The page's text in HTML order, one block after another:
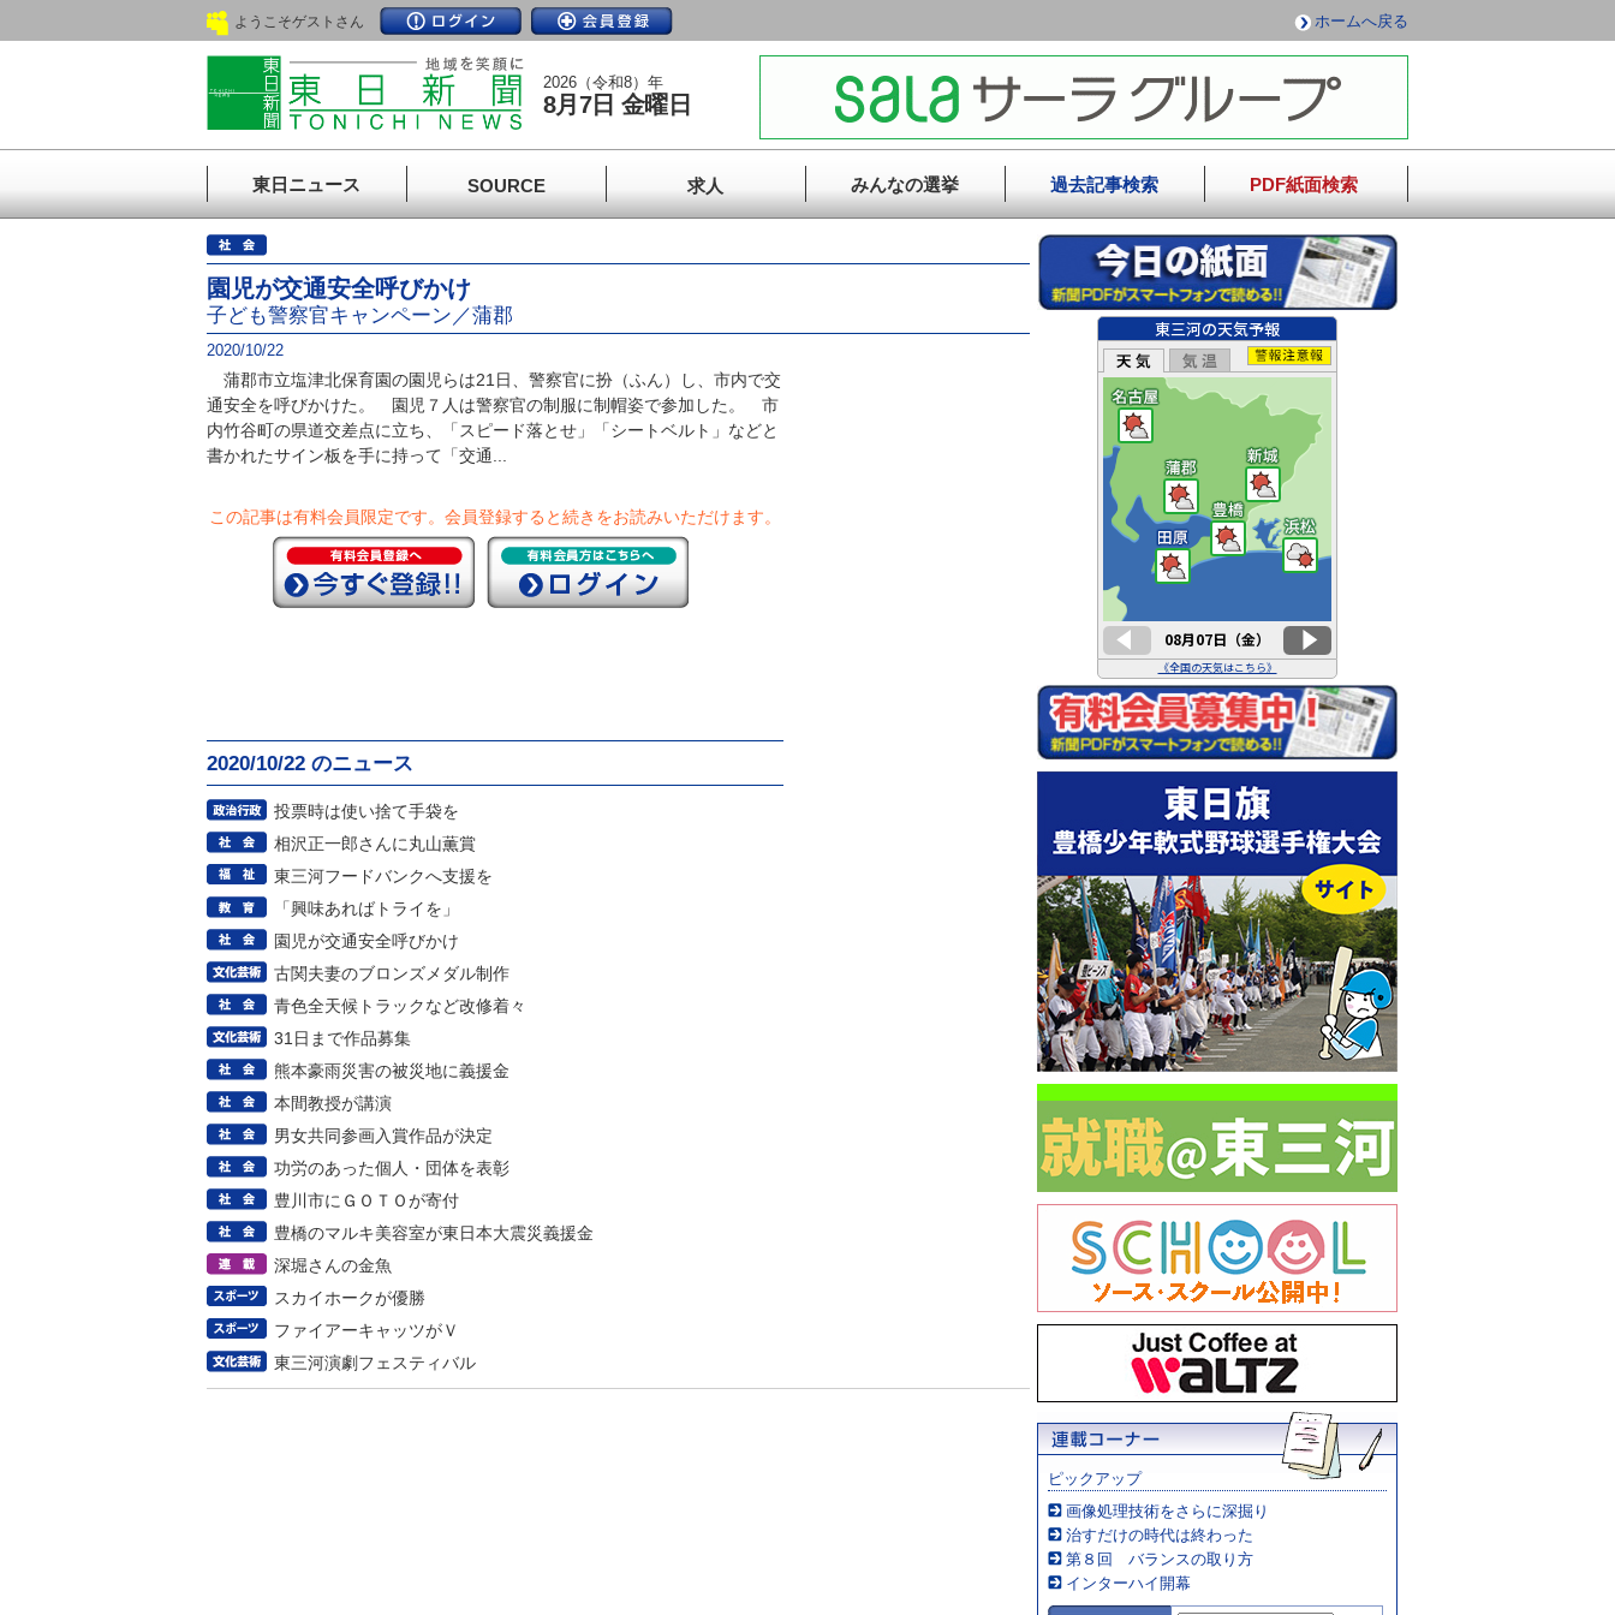
ようこそゲストさん ホームへ戻る
2026（令和8）年
8月7日 金曜日
東日ニュース SOURCE 求人 みんなの選挙 過去記事検索 PDF紙面検索
園児が交通安全呼びかけ
子ども警察官キャンペーン／蒲郡
2020/10/22
蒲郡市立塩津北保育園の園児らは21日、警察官に扮（ふん）し、市内で交
通安全を呼びかけた。 園児７人は警察官の制服に制帽姿で参加した。 市
内竹谷町の県道交差点に立ち、「スピード落とせ」「シートベルト」などと
書かれたサイン板を手に持って「交通...
この記事は有料会員限定です。 会員登録すると続きをお読みいただけます。
2020/10/22 のニュース
投票時は使い捨て手袋を
相沢正一郎さんに丸山薫賞
東三河フードバンクへ支援を
「興味あればトライを」
園児が交通安全呼びかけ
古関夫妻のブロンズメダル制作
青色全天候トラックなど改修着々
31日まで作品募集
熊本豪雨災害の被災地に義援金
本間教授が講演
男女共同参画入賞作品が決定
功労のあった個人・団体を表彰
豊川市にＧＯＴＯが寄付
豊橋のマルキ美容室が東日本大震災義援金
深堀さんの金魚
スカイホークが優勝
ファイアーキャッツがＶ
東三河演劇フェスティバル
ピックアップ
画像処理技術をさらに深掘り
治すだけの時代は終わった
第８回 バランスの取り方
インターハイ開幕